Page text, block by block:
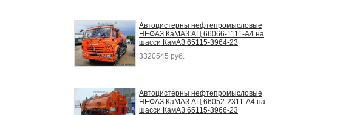
Автоцистерны нефтепромысловые
НЕФАЗ КаМАЗ АЦ 66066-1111-А4 на
шасси КамАЗ 65115-3964-23
3320545 руб.
Автоцистерны нефтепромысловые
НЕФАЗ КаМАЗ АЦ 66052-2311-А4 на
шасси КамАЗ 65115-3966-23